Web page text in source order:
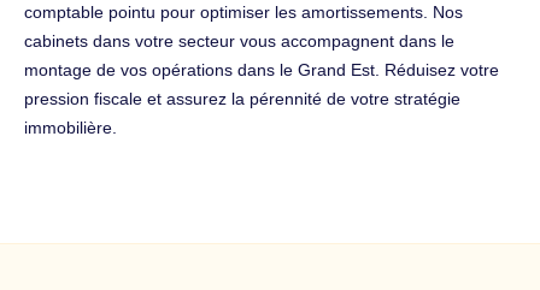
comptable pointu pour optimiser les amortissements. Nos
cabinets dans votre secteur vous accompagnent dans le
montage de vos opérations dans le Grand Est. Réduisez votre
pression fiscale et assurez la pérennité de votre stratégie
immobilière.